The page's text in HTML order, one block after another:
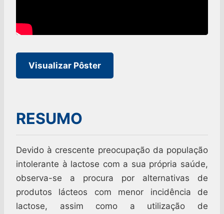
Visualizar Pôster
RESUMO
Devido à crescente preocupação da população
intolerante à lactose com a sua própria saúde,
observa-se a procura por alternativas de
produtos lácteos com menor incidência de
lactose, assim como a utilização de